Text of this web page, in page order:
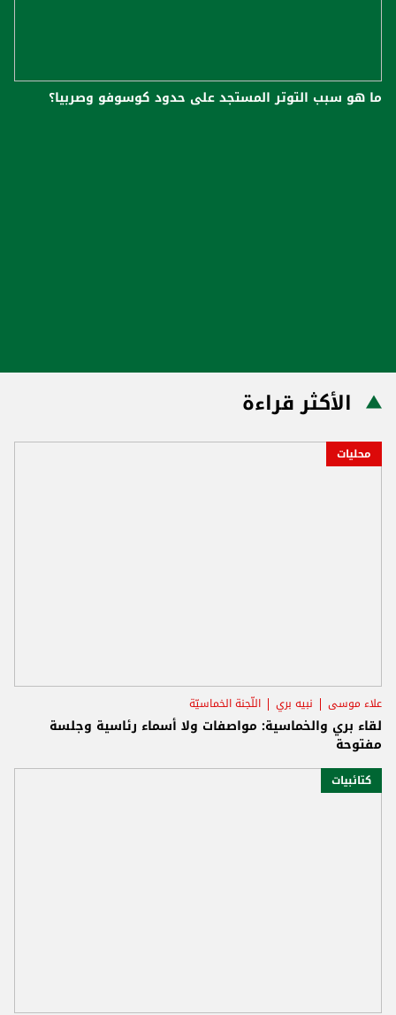
ما هو سبب التوتر المستجد على حدود كوسوفو وصربيا؟
الأكثر قراءة
محليات
علاء موسى نبيه بري اللّجنة الخماسيّة
لقاء بري والخماسية: مواصفات ولا أسماء رئاسية وجلسة
مفتوحة
كتائبيات